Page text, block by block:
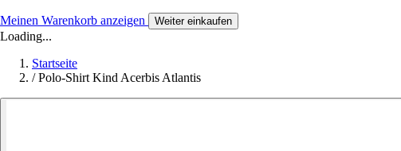
Meinen Warenkorb anzeigen Weiter einkaufen
Loading...
Startseite
/ Polo-Shirt Kind Acerbis Atlantis